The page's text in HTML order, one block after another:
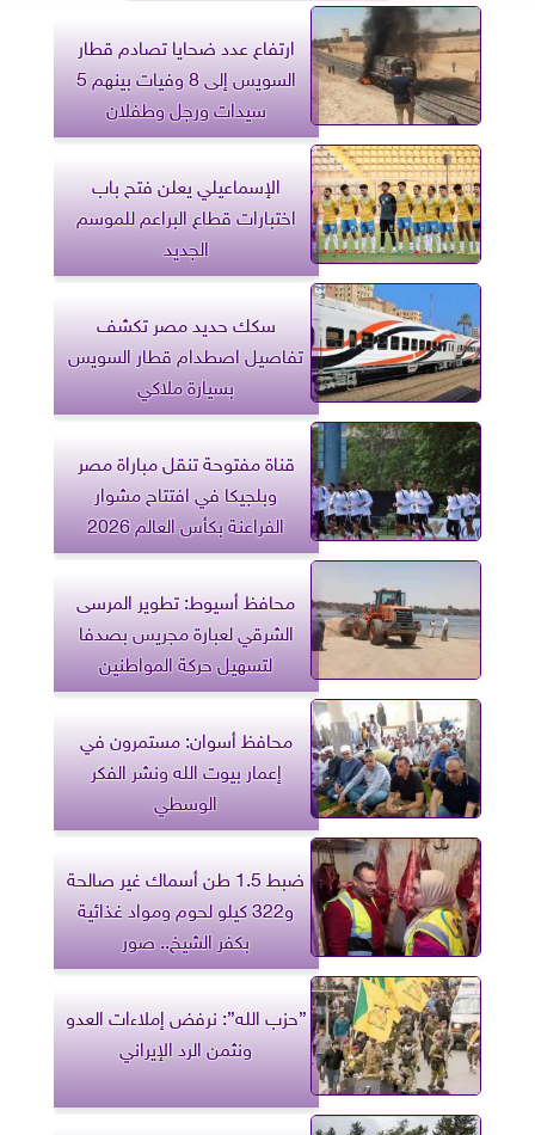
ارتفاع عدد ضحايا تصادم قطار
السويس إلى 8 وفيات بينهم 5
سيدات ورجل وطفلان
الإسماعيلي يعلن فتح باب
اختبارات قطاع البراعم للموسم
الجديد
سكك حديد مصر تكشف
تفاصيل اصطدام قطار السويس
بسيارة ملاكي
قناة مفتوحة تنقل مباراة مصر
وبلجيكا في افتتاح مشوار
الفراعنة بكأس العالم 2026
محافظ أسيوط: تطوير المرسى
الشرقي لعبارة مجريس بصدفا
لتسهيل حركة المواطنين
محافظ أسوان: مستمرون في
إعمار بيوت الله ونشر الفكر
الوسطي
ضبط 1.5 طن أسماك غير صالحة
و322 كيلو لحوم ومواد غذائية
بكفر الشيخ.. صور
”حزب الله”: نرفض إملاءات العدو
ونثمن الرد الإيراني